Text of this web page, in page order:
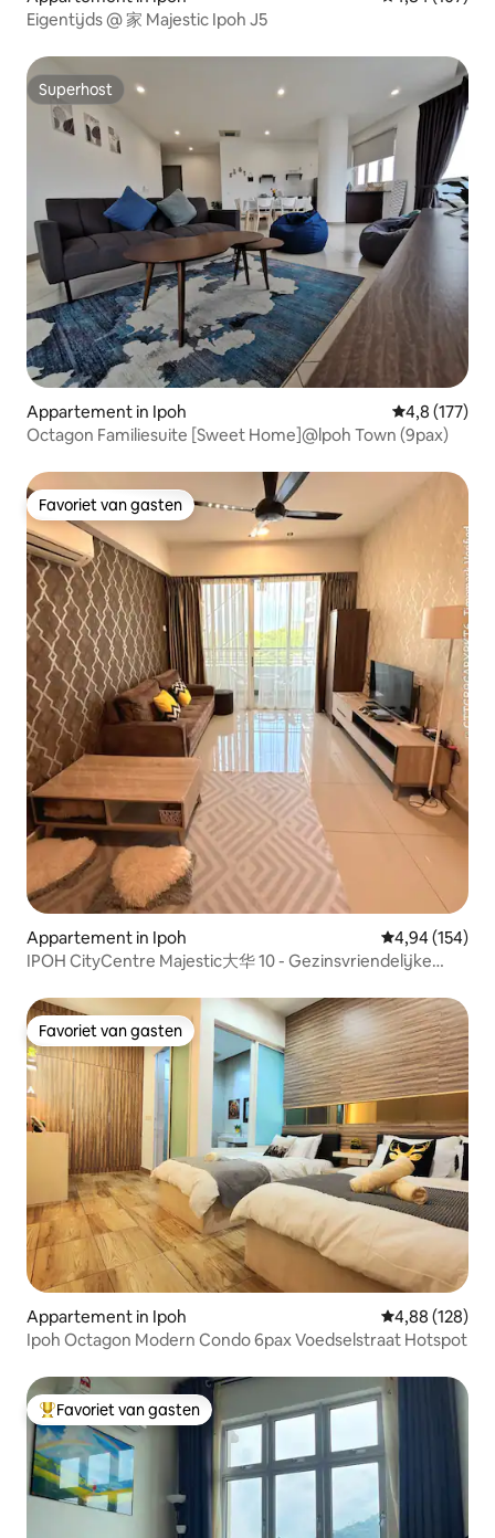
Eigentijds @ 家 Majestic Ipoh J5
Superhost
Superhost
Appartement in Ipoh Gemiddelde
4,8 (177)
Octagon Familiesuite [Sweet Home]@lpoh Town (9pax)
Favoriet van gasten
Favoriet van gasten
Appartement in Ipoh Gemiddelde
4,94 (154)
IPOH CityCentre Majestic大华 10 - Gezinsvriendelijke
Favoriet van gasten
Favoriet van gasten
Appartement in Ipoh Gemiddelde
4,88 (128)
Ipoh Octagon Modern Condo 6pax Voedselstraat Hotspot
Topfavoriet van gasten
Favoriet van gasten